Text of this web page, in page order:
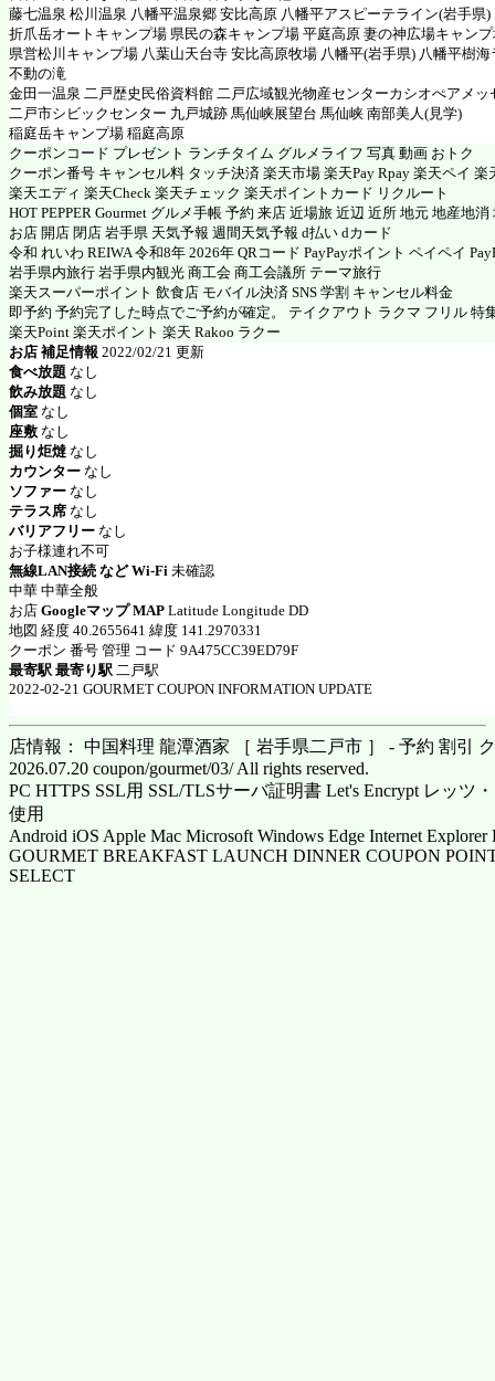
藤七温泉 松川温泉 八幡平温泉郷 安比高原 八幡平アスピーテライン(岩手県)
折爪岳オートキャンプ場 県民の森キャンプ場 平庭高原 妻の神広場キャン
県営松川キャンプ場 八葉山天台寺 安比高原牧場 八幡平(岩手県) 八幡平樹海
不動の滝
金田一温泉 二戸歴史民俗資料館 二戸広域観光物産センターカシオぺアメッ
二戸市シビックセンター 九戸城跡 馬仙峡展望台 馬仙峡 南部美人(見学)
稲庭岳キャンプ場 稲庭高原
クーポンコード プレゼント ランチタイム グルメライフ 写真 動画 おトク
クーポン番号 キャンセル料 タッチ決済 楽天市場 楽天Pay Rpay 楽天ペイ 楽
楽天エディ 楽天Check 楽天チェック 楽天ポイントカード リクルート
HOT PEPPER Gourmet グルメ手帳 予約 来店 近場旅 近辺 近所 地元 地産地
お店 開店 閉店 岩手県 天気予報 週間天気予報 d払い dカード
令和 れいわ REIWA 令和8年 2026年 QRコード PayPayポイント ペイペイ
岩手県内旅行 岩手県内観光 商工会 商工会議所 テーマ旅行
楽天スーパーポイント 飲食店 モバイル決済 SNS 学割 キャンセル料金
即予約 予約完了した時点でご予約が確定。 テイクアウト ラクマ フリル 特
楽天Point 楽天ポイント 楽天 Rakoo ラクー
お店 補足情報 2022/02/21 更新
食べ放題 なし
飲み放題 なし
個室 なし
座敷 なし
掘り炬燵 なし
カウンター なし
ソファー なし
テラス席 なし
バリアフリー なし
お子様連れ不可
無線LAN接続 など Wi-Fi 未確認
中華 中華全般
お店 Googleマップ MAP Latitude Longitude DD
地図 経度 40.2655641 緯度 141.2970331
クーポン 番号 管理 コード 9A475CC39ED79F
最寄駅 最寄り駅 二戸駅
2022-02-21 GOURMET COUPON INFORMATION UPDATE
店情報： 中国料理 龍潭酒家 ［ 岩手県二戸市 ］ - 予約 割引
2026.07.20 coupon/gourmet/03/ All rights reserved.
PC HTTPS SSL用 SSL/TLSサーバ証明書 Let's Encrypt レッツ
使用
Android iOS Apple Mac Microsoft Windows Edge Internet Explorer
GOURMET BREAKFAST LAUNCH DINNER COUPON
SELECT